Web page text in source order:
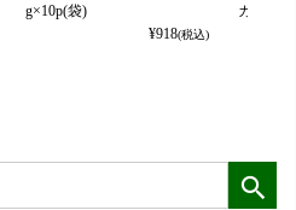
g×10p(袋)
¥918(税込)
カット